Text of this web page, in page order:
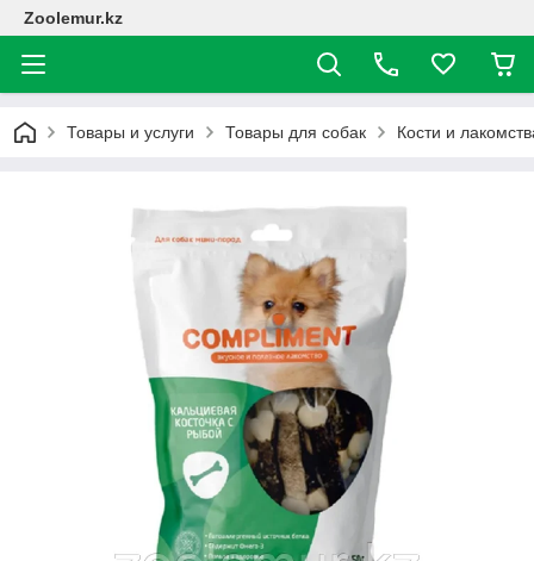
Zoolemur.kz
Товары и услуги Товары для собак Кости и